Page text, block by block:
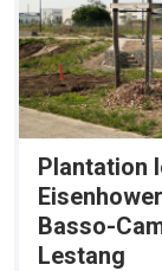
Plantation
Basso-
Lestang